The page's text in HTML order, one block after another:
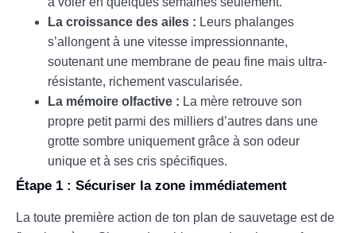
La croissance des ailes : Leurs phalanges
s’allongent à une vitesse impressionnante,
soutenant une membrane de peau fine mais ultra-
résistante, richement vascularisée.
La mémoire olfactive : La mère retrouve son
propre petit parmi des milliers d’autres dans une
grotte sombre uniquement grâce à son odeur
unique et à ses cris spécifiques.
Étape 1 : Sécuriser la zone immédiatement
La toute première action de ton plan de sauvetage est de